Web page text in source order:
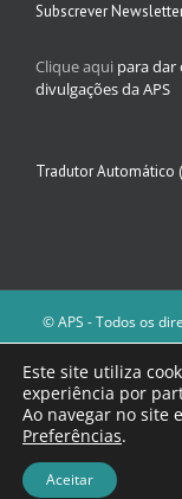
Subscrever
Clique aqui para dar
divulgações da APS
Tradutor Automático
© APS - Todos os
A Direção da APS
Os textos
Este site utiliza
experiência por
Ao navegar no site
Preferências.
Aceitar